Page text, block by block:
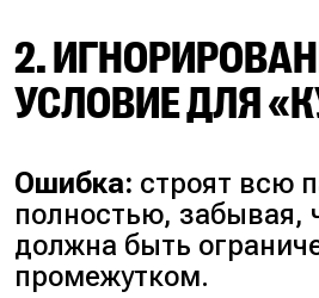
2.
УСЛОВИЕ ДЛЯ
Ошибка: строят всю
полностью, забывая,
должна быть
промежутком.